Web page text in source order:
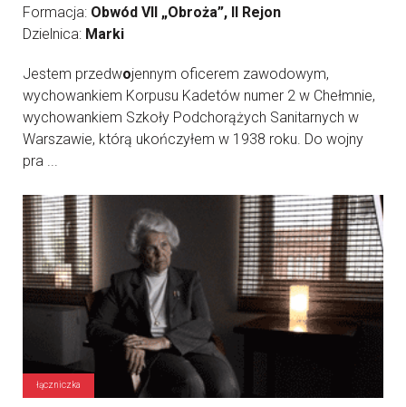
Formacja: Obwód VII „Obroża”, II Rejon
Dzielnica: Marki
Jestem przedwojennym oficerem zawodowym,
wychowankiem Korpusu Kadetów numer 2 w Chełmnie,
wychowankiem Szkoły Podchorążych Sanitarnych w
Warszawie, którą ukończyłem w 1938 roku. Do wojny
pra ...
łączniczka